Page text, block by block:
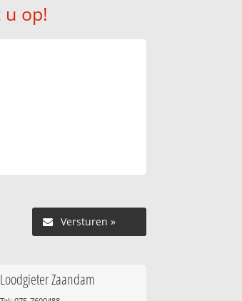
op!
Versturen »
Loodgieter Zaandam